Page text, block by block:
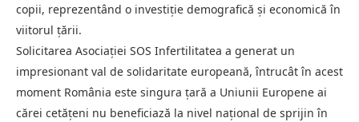
copii, reprezentând o investiție demografică și economică în
viitorul țării.
Solicitarea Asociației SOS Infertilitatea a generat un
impresionant val de solidaritate europeană, întrucât în acest
moment România este singura țară a Uniunii Europene ai
cărei cetățeni nu beneficiază la nivel național de sprijin în